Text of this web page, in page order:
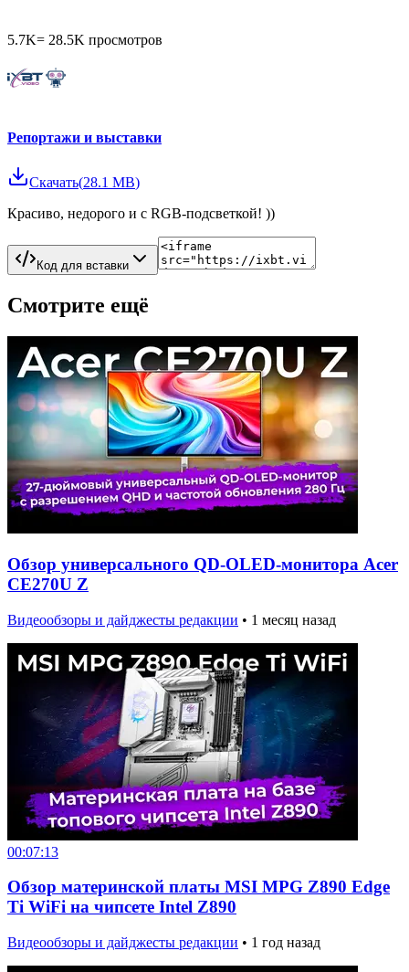
5.7K= 28.5K просмотров
Репортажи и выставки
Скачать(28.1 MB)
Красиво, недорого и с RGB-подсветкой! ))
Код для вставки
Смотрите ещё
Обзор универсального QD-OLED-монитора Acer
CE270U Z
Видеообзоры и дайджесты редакции • 1 месяц назад
00:07:13
Обзор материнской платы MSI MPG Z890 Edge
Ti WiFi на чипсете Intel Z890
Видеообзоры и дайджесты редакции • 1 год назад